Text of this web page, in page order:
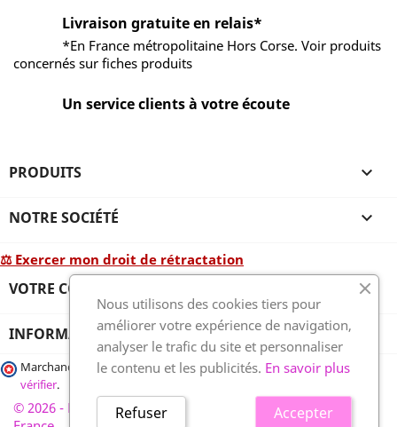
Livraison gratuite en relais*
*En France métropolitaine Hors Corse. Voir produits
concernés sur fiches produits
Un service clients à votre écoute
PRODUITS 
NOTRE SOCIÉTÉ 
⚖ Exercer mon droit de rétractation
VOTRE COMPTE 
INFORMATIONS
Marchand approuvé par la Société des Avis Garantis,cliquez ici pour
vérifier.
© 2026 - France-plaques-funéraires.fr, développé par Wess
Nous utilisons des cookies tiers pour
améliorer votre expérience de navigation,
analyser le trafic du site et personnaliser
le contenu et les publicités. En savoir plus
Accepter
Refuser